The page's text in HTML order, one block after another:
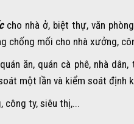
cho nhà ở, biệt thự, văn
chống mối cho nhà xưởng,
ăn, quán cà phê, nhà
một lần và kiểm soát định
công ty, siêu thị,...